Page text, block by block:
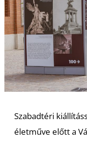
Szabadtéri
életműve előtt a